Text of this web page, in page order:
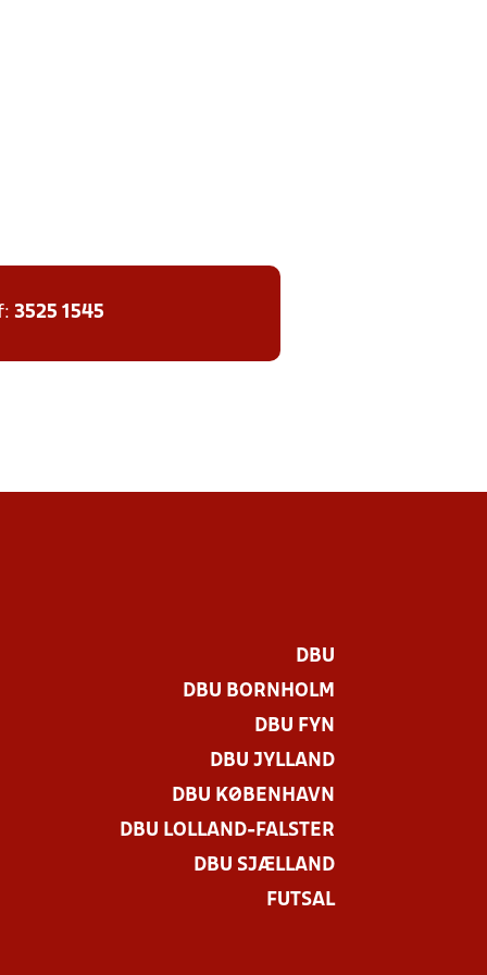
3525 1545
DBU
DBU BORNHOLM
DBU FYN
DBU JYLLAND
DBU KØBENHAVN
DBU LOLLAND-FALSTER
DBU SJÆLLAND
FUTSAL